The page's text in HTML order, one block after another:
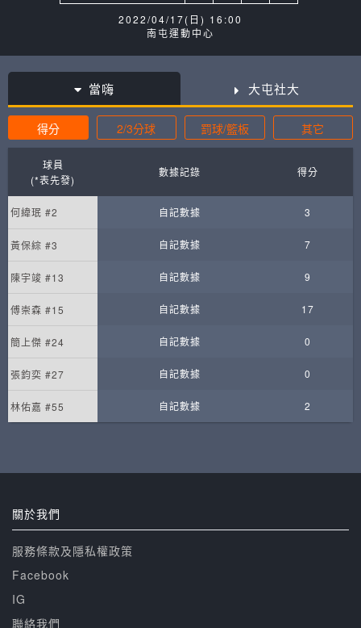
2022/04/17(日) 16:00
南屯運動中心
當嗨 大屯社大
得分 2/3分球 罰球/籃板 其它
球員
(*表先發)
數據記錄 得分
何緯珉 #2 自記數據 3
黃保綜 #3 自記數據 7
陳宇竣 #13 自記數據 9
傅崇森 #15 自記數據 17
簡上傑 #24 自記數據 0
張鈞奕 #27 自記數據 0
林佑嘉 #55 自記數據 2
關於我們
服務條款及隱私權政策
Facebook
IG
聯絡我們